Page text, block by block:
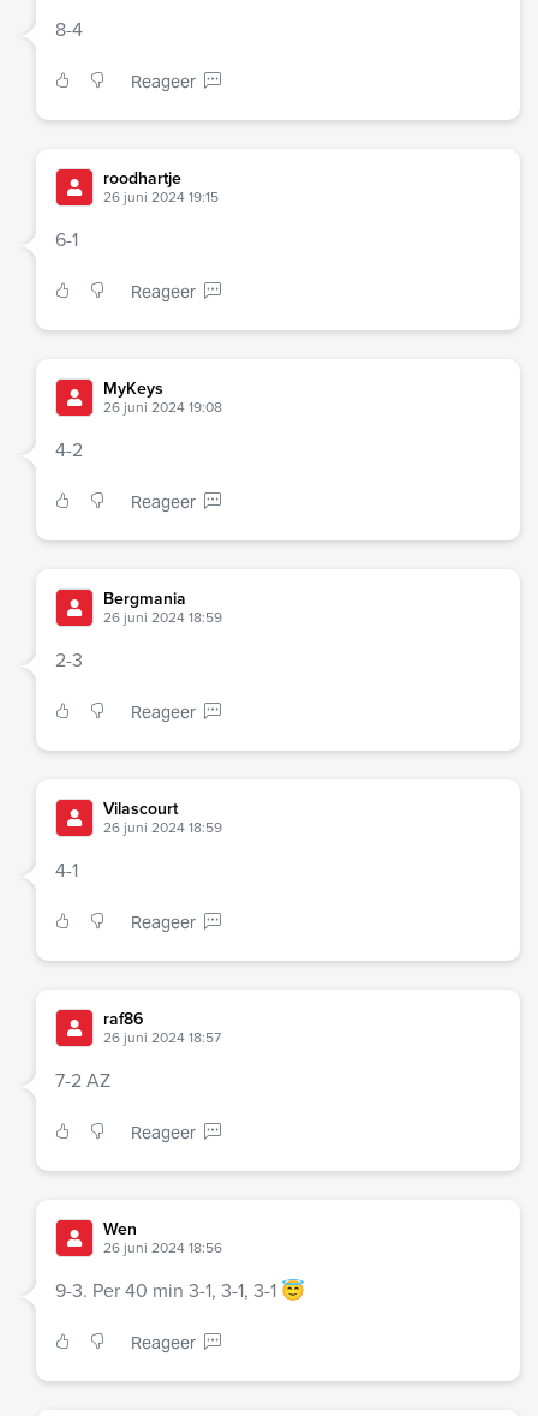
8-4
Reageer
roodhartje
26 juni 2024 19:15
6-1
Reageer
MyKeys
26 juni 2024 19:08
4-2
Reageer
Bergmania
26 juni 2024 18:59
2-3
Reageer
Vilascourt
26 juni 2024 18:59
4-1
Reageer
raf86
26 juni 2024 18:57
7-2 AZ
Reageer
Wen
26 juni 2024 18:56
9-3. Per 40 min 3-1, 3-1, 3-1 😇
Reageer